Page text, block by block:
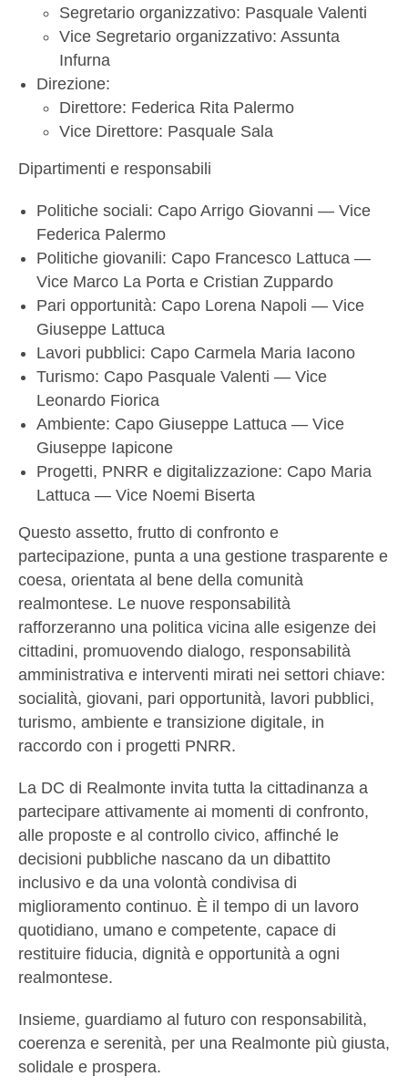
Segretario organizzativo: Pasquale Valenti
Vice Segretario organizzativo: Assunta
Infurna
Direzione:
Direttore: Federica Rita Palermo
Vice Direttore: Pasquale Sala
Dipartimenti e responsabili
Politiche sociali: Capo Arrigo Giovanni — Vice
Federica Palermo
Politiche giovanili: Capo Francesco Lattuca —
Vice Marco La Porta e Cristian Zuppardo
Pari opportunità: Capo Lorena Napoli — Vice
Giuseppe Lattuca
Lavori pubblici: Capo Carmela Maria Iacono
Turismo: Capo Pasquale Valenti — Vice
Leonardo Fiorica
Ambiente: Capo Giuseppe Lattuca — Vice
Giuseppe Iapicone
Progetti, PNRR e digitalizzazione: Capo Maria
Lattuca — Vice Noemi Biserta
Questo assetto, frutto di confronto e
partecipazione, punta a una gestione trasparente e
coesa, orientata al bene della comunità
realmontese. Le nuove responsabilità
rafforzeranno una politica vicina alle esigenze dei
cittadini, promuovendo dialogo, responsabilità
amministrativa e interventi mirati nei settori chiave:
socialità, giovani, pari opportunità, lavori pubblici,
turismo, ambiente e transizione digitale, in
raccordo con i progetti PNRR.
La DC di Realmonte invita tutta la cittadinanza a
partecipare attivamente ai momenti di confronto,
alle proposte e al controllo civico, affinché le
decisioni pubbliche nascano da un dibattito
inclusivo e da una volontà condivisa di
miglioramento continuo. È il tempo di un lavoro
quotidiano, umano e competente, capace di
restituire fiducia, dignità e opportunità a ogni
realmontese.
Insieme, guardiamo al futuro con responsabilità,
coerenza e serenità, per una Realmonte più giusta,
solidale e prospera.